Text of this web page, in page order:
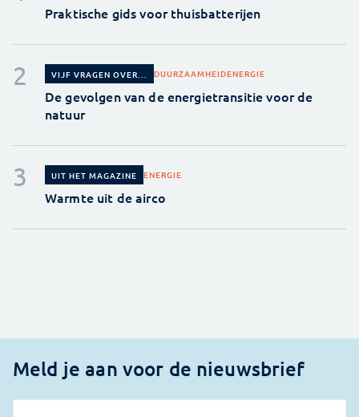
Praktische gids voor thuisbatterijen
VIJF VRAGEN OVER... DUURZAAMHEIDENERGIE
De gevolgen van de energietransitie voor de
natuur
UIT HET MAGAZINE ENERGIE
Warmte uit de airco
Meld je aan voor de nieuwsbrief